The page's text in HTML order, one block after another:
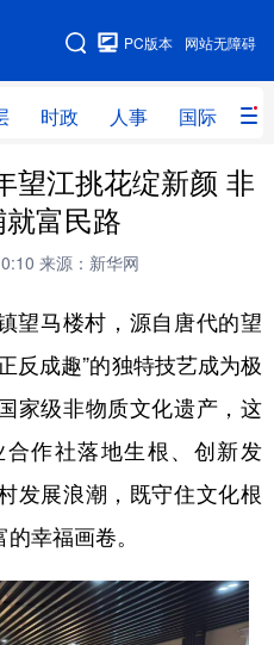
网站无障碍
PC版本
时政 人事 国际 财
地图
时政 人事
网评
全球连线
量子 体育
健康 军事
金融 汽车
信息化
银龄 溯源中国
能源 会展
望江挑花绽新颜 非
富民路
来源：新华网
马楼村，源自唐代的望
反成趣”的独特技艺成为极
家级非物质文化遗产，这
作社落地生根、创新发
发展浪潮，既守住文化根
幸福画卷。